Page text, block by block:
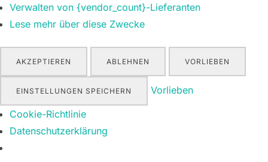
Verwalten von {vendor_count}-Lieferanten
Lese mehr über diese Zwecke
AKZEPTIEREN ABLEHNEN VORLIEBEN
EINSTELLUNGEN SPEICHERN
Vorlieben
Cookie-Richtlinie
Datenschutzerklärung